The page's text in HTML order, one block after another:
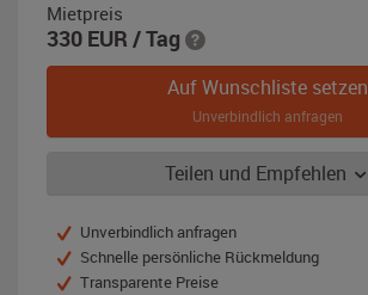
Mietpreis
330 EUR / Tag
Auf Wunschliste setzen
Unverbindlich anfragen
Teilen und Empfehlen
Unverbindlich anfragen
Schnelle persönliche Rückmeldung
Transparente Preise